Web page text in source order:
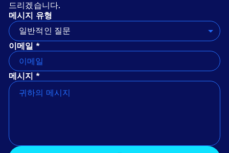
드리겠습니다.
메시지 유형
일반적인 질문
이메일 *
메시지 *